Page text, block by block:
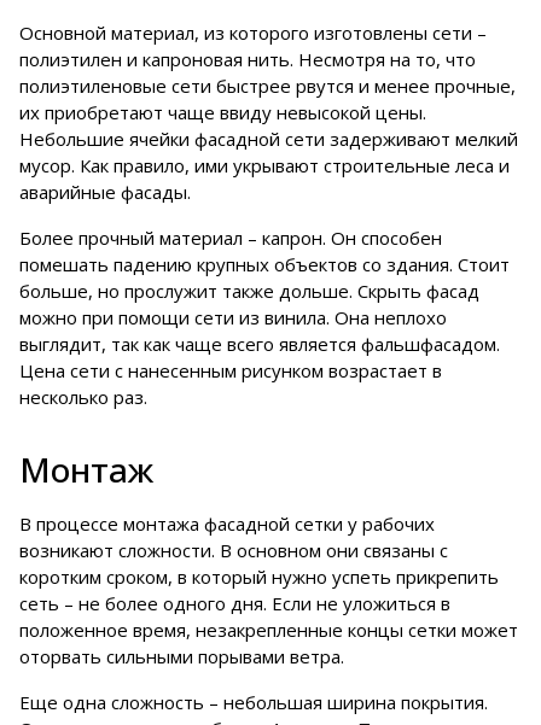
Основной материал, из которого изготовлены сети –
полиэтилен и капроновая нить. Несмотря на то, что
полиэтиленовые сети быстрее рвутся и менее прочные,
их приобретают чаще ввиду невысокой цены.
Небольшие ячейки фасадной сети задерживают мелкий
мусор. Как правило, ими укрывают строительные леса и
аварийные фасады.
Более прочный материал – капрон. Он способен
помешать падению крупных объектов со здания. Стоит
больше, но прослужит также дольше. Скрыть фасад
можно при помощи сети из винила. Она неплохо
выглядит, так как чаще всего является фальшфасадом.
Цена сети с нанесенным рисунком возрастает в
несколько раз.
Монтаж
В процессе монтажа фасадной сетки у рабочих
возникают сложности. В основном они связаны с
коротким сроком, в который нужно успеть прикрепить
сеть – не более одного дня. Если не уложиться в
положенное время, незакрепленные концы сетки может
оторвать сильными порывами ветра.
Еще одна сложность – небольшая ширина покрытия.